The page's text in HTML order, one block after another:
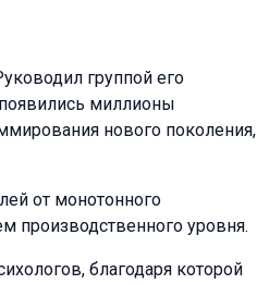
группой его
миллионы
нового поколения,
от монотонного
производственного уровня.
благодаря которой